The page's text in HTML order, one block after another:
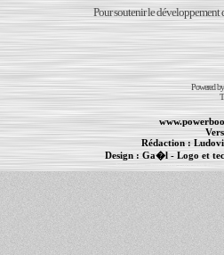
Pour soutenir le développement
Powered
Rédaction :
Design : Ga�l- Logo et
Informations : PowerBook- MacBook Pro